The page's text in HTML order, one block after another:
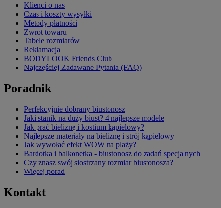
Klienci o nas
Czas i koszty wysyłki
Metody płatności
Zwrot towaru
Tabele rozmiarów
Reklamacja
BODYLOOK Friends Club
Najczęściej Zadawane Pytania (FAQ)
Poradnik
Perfekcyjnie dobrany biustonosz
Jaki stanik na duży biust? 4 najlepsze modele
Jak prać bieliznę i kostium kąpielowy?
Najlepsze materiały na bieliznę i strój kąpielowy
Jak wywołać efekt WOW na plaży?
Bardotka i balkonetka - biustonosz do zadań specjalnych
Czy znasz swój siostrzany rozmiar biustonosza?
Więcej porad
Kontakt